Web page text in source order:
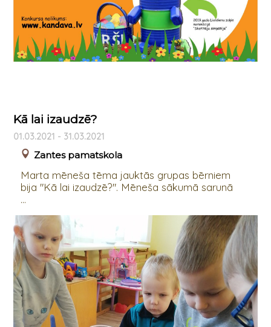
Kā lai izaudzē?
01.03.2021 - 31.03.2021
Zantes pamatskola
Marta mēneša tēma jauktās grupas bērniem
bija "Kā lai izaudzē?". Mēneša sākumā sarunā
...